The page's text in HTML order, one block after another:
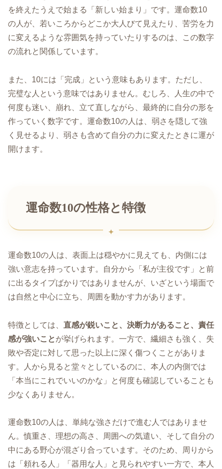
を終えたうえで始まる「新しい始まり」です。運命数10
の人が、若いころからどこか大人びて見えたり、苦労を力
に変えるような雰囲気を持っていたりするのは、この数字
の流れと関係しています。
また、10には「完成」という意味もあります。ただし、
完璧な人という意味ではありません。むしろ、人生の中で
何度も迷い、崩れ、立て直しながら、最終的に自分の形を
作っていく数字です。運命数10の人は、弱さを隠して強
く見せるより、弱さも含めて自分の力に変えたときに運が
開けます。
運命数10の性格と特徴
運命数10の人は、表面上は穏やかに見えても、内側には
強い意志を持っています。自分から「私が主役です」と前
に出るタイプばかりではありませんが、いざという場面で
は自然と中心に立ち、周囲を動かす力があります。
特徴としては、 直感が鋭いこと、決断力があること、責任
感が強いことが挙げられます。一方で、繊細さも強く、失
敗や否定に対して思った以上に深く傷つくことがありま
す。人から見ると堂々としているのに、本人の内側では
「本当にこれでいいのかな」と何度も確認していることも
少なくありません。
運命数10の人は、単純な強さだけで進む人ではありませ
ん。慎重さ、理想の高さ、周囲への気遣い、そして自分の
中にある野心が混ざり合っています。そのため、周りから
は「頼れる人」「器用な人」と見られやすい一方で、本人